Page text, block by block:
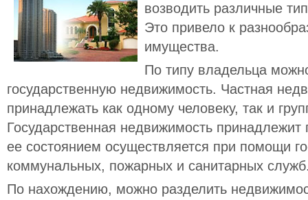
возводить различные
Это привело к
имущества.
По типу владельца
государственную недвижимость. Частная
принадлежать как одному человеку, так и
Государственная недвижимость принадлежит
ее состоянием осуществляется при помощи
коммунальных, пожарных и санитарных
По нахождению, можно разделить